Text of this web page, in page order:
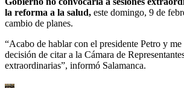
la reforma a la salud, este domingo, 9 de
cambio de planes.
“Acabo de hablar con el presidente Petro y me
decisión de citar a la Cámara de
extraordinarias”, informó Salamanca.